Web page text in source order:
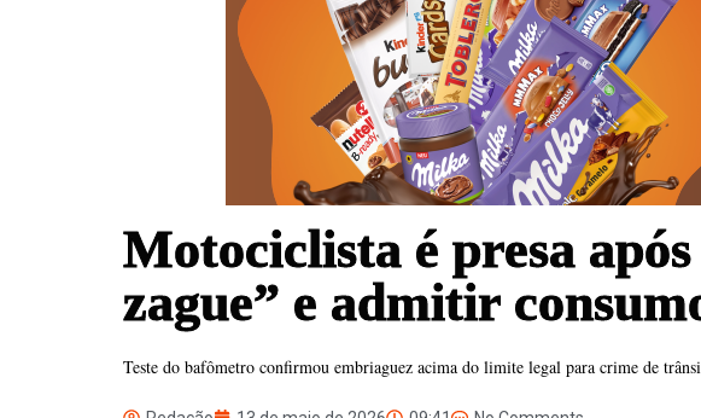
Motociclista é presa
zague” e admitir
Teste do bafômetro confirmou embriaguez acima do limite legal para crime de